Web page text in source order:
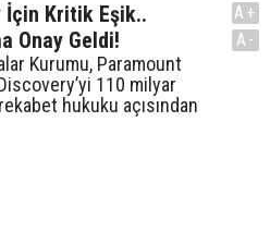
İçin Kritik Eşik..
Onay Geldi!
Kurumu, Paramount
110 milyar
hukuku açısından
A+
A-